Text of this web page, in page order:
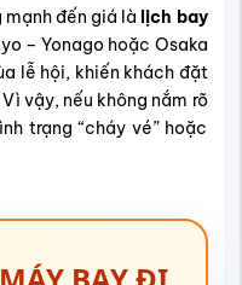
đến giá là lịch bay
– Yonago hoặc Osaka
lễ hội, khiến khách đặt
vậy, nếu không nắm rõ
trạng “cháy vé” hoặc